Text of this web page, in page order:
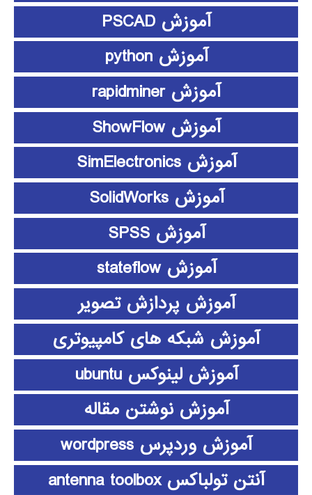
آموزش PSCAD
آموزش python
آموزش rapidminer
آموزش ShowFlow
آموزش SimElectronics
آموزش SolidWorks
آموزش SPSS
آموزش stateflow
آموزش پردازش تصویر
آموزش شبکه های کامپیوتری
آموزش لینوکس ubuntu
آموزش نوشتن مقاله
آموزش وردپرس wordpress
آنتن تولباکس antenna toolbox